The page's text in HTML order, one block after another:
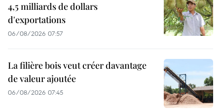
4,5 milliards de dollars
d'exportations
06/08/2026 07:57
La filière bois veut créer davantage
de valeur ajoutée
06/08/2026 07:45